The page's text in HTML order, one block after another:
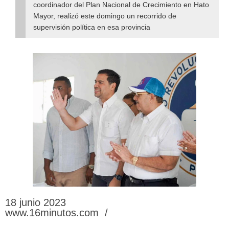
coordinador del Plan Nacional de Crecimiento en Hato
Mayor, realizó este domingo un recorrido de
supervisión política en esa provincia
18 junio 2023
www.16minutos.com /